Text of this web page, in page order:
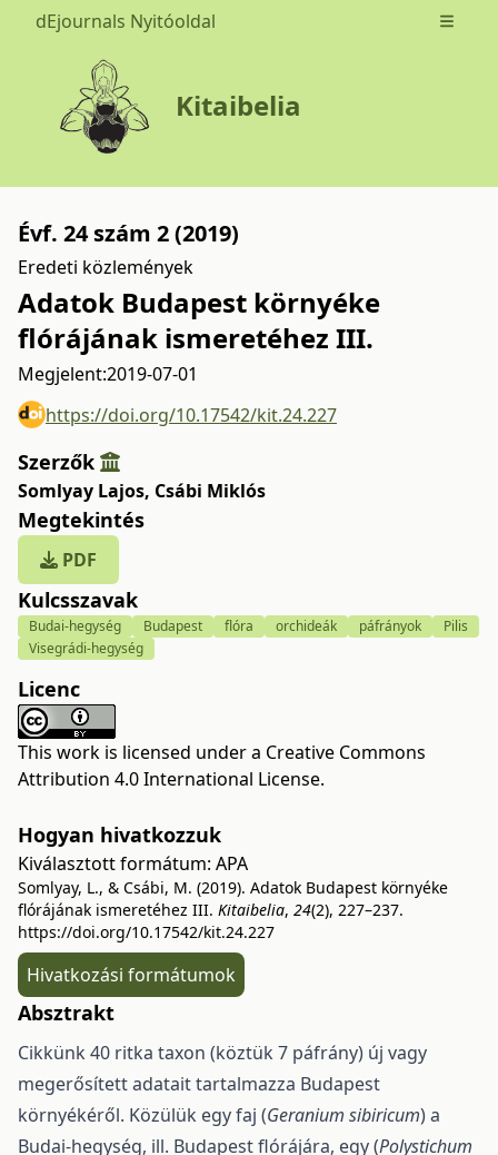
dEjournals Nyitóoldal Open
Kitaibelia
Évf. 24 szám 2 (2019)
Eredeti közlemények
Adatok Budapest környéke
flórájának ismeretéhez III.
Megjelent:2019-07-01
https://doi.org/10.17542/kit.24.227
Szerzők
Somlyay Lajos, Csábi Miklós
Megtekintés
PDF
Kulcsszavak
Budai-hegység Budapest flóra orchideák páfrányok
Pilis
Visegrádi-hegység
Licenc
This work is licensed under a Creative Commons
Attribution 4.0 International License.
Hogyan hivatkozzuk
Kiválasztott formátum: APA
Somlyay, L., & Csábi, M. (2019). Adatok Budapest környéke
flórájának ismeretéhez III. Kitaibelia, 24(2), 227–237.
https://doi.org/10.17542/kit.24.227
Hivatkozási formátumok
Absztrakt
Cikkünk 40 ritka taxon (köztük 7 páfrány) új vagy
megerősített adatait tartalmazza Budapest
környékéről. Közülük egy faj (Geranium sibiricum) a
Budai-hegység, ill. Budapest flórájára, egy (Polystichum